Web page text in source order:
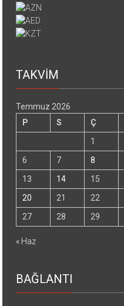
TAKVİM
Temmuz 2026
P
S Ç
1
6
7 8
13
14 15
20
21 22
27
28 29
« Haz
BAĞLANTI